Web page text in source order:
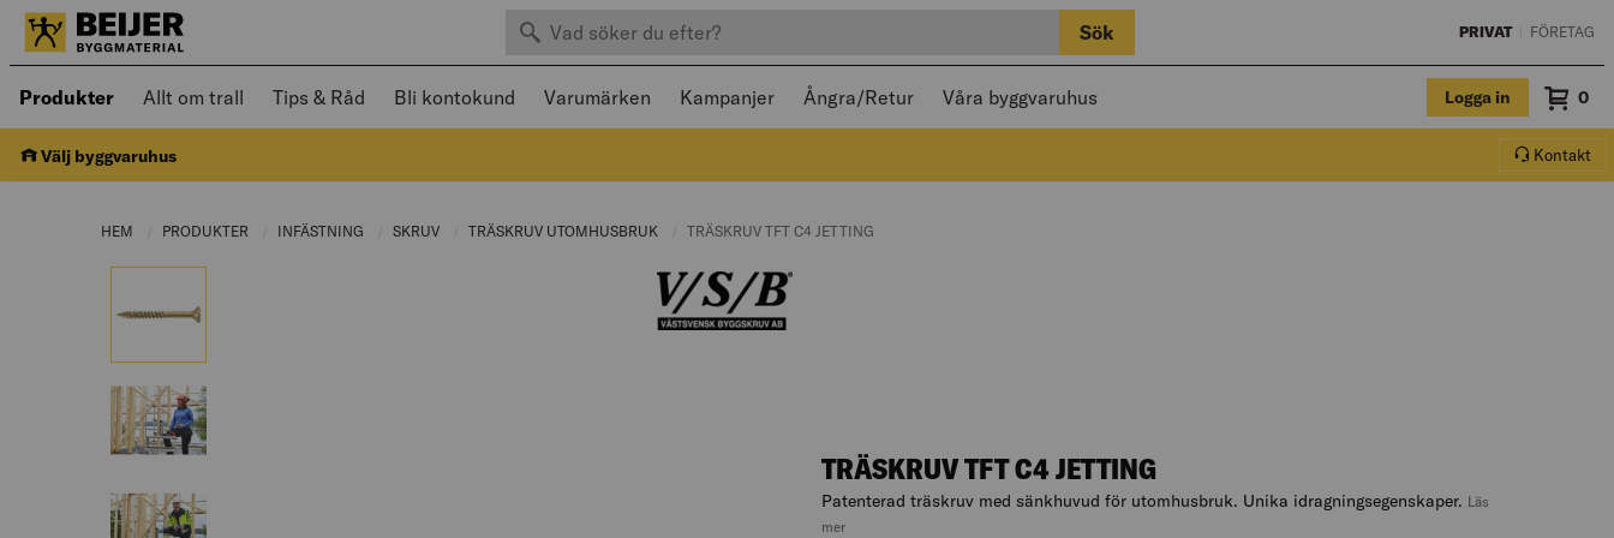
Sök efter produkter Sök PRIVAT FÖRETAG
Produkter Öppnad meny kan navigeras med piltangenter och stängas med Escape
Allt om trall Tips & Råd Bli kontokund Varumärken Kampanjer Ångra/Retur Våra byggvaruhus Logga in 0
Välj byggvaruhus Kontakt
HEM PRODUKTER CURRENT PAGE:
INFÄSTNING CURRENT PAGE:
SKRUV CURRENT PAGE:
TRÄSKRUV UTOMHUSBRUK CURRENT PAGE:
CURRENT PAGE:
TRÄSKRUV TFT C4 JETTING
TRÄSKRUV TFT C4 JETTING
Patenterad träskruv med sänkhuvud för utomhusbruk. Unika idragningsegenskaper. Läs
mer